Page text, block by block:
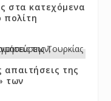
στα κατεχόμενα
πολίτη
απαιτήσεις της
των